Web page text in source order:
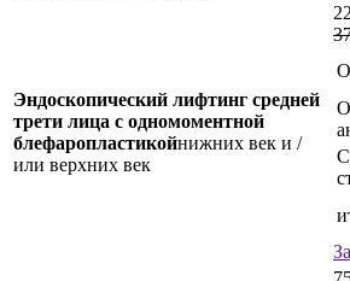
Эндоскопический лифтинг средней
трети лица с одномоментной
блефаропластикойнижних век и /
или верхних век